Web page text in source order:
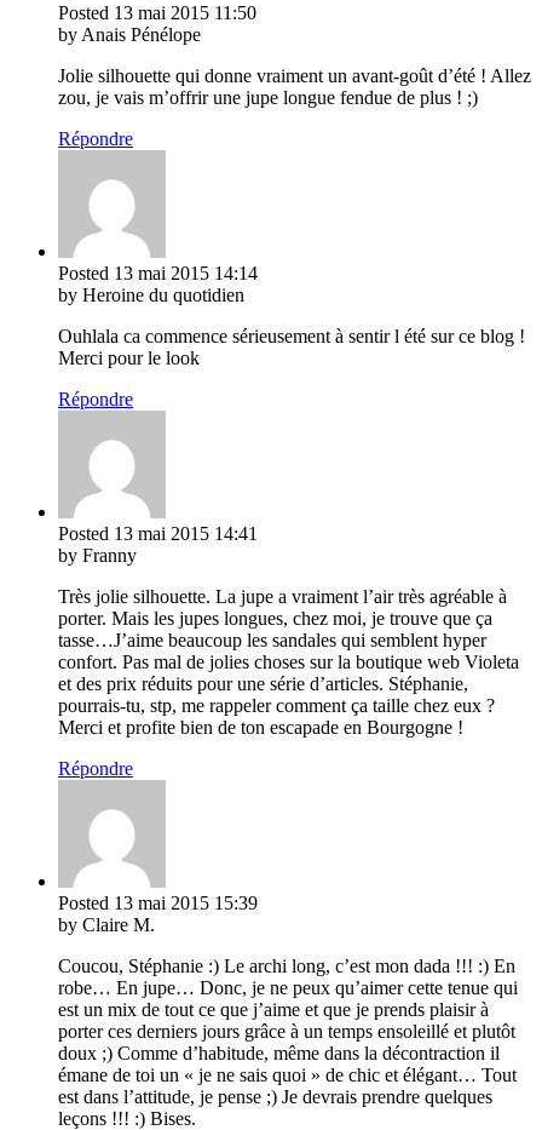
Posted 13 mai 2015 11:50
by Anais Pénélope
Jolie silhouette qui donne vraiment un avant-goût d’été ! Allez
zou, je vais m’offrir une jupe longue fendue de plus ! ;)
Répondre
Posted 13 mai 2015 14:14
by Heroine du quotidien
Ouhlala ca commence sérieusement à sentir l été sur ce blog !
Merci pour le look
Répondre
Posted 13 mai 2015 14:41
by Franny
Très jolie silhouette. La jupe a vraiment l’air très agréable à
porter. Mais les jupes longues, chez moi, je trouve que ça
tasse…J’aime beaucoup les sandales qui semblent hyper
confort. Pas mal de jolies choses sur la boutique web Violeta
et des prix réduits pour une série d’articles. Stéphanie,
pourrais-tu, stp, me rappeler comment ça taille chez eux ?
Merci et profite bien de ton escapade en Bourgogne !
Répondre
Posted 13 mai 2015 15:39
by Claire M.
Coucou, Stéphanie :) Le archi long, c’est mon dada !!! :) En
robe… En jupe… Donc, je ne peux qu’aimer cette tenue qui
est un mix de tout ce que j’aime et que je prends plaisir à
porter ces derniers jours grâce à un temps ensoleillé et plutôt
doux ;) Comme d’habitude, même dans la décontraction il
émane de toi un « je ne sais quoi » de chic et élégant… Tout
est dans l’attitude, je pense ;) Je devrais prendre quelques
leçons !!! :) Bises.